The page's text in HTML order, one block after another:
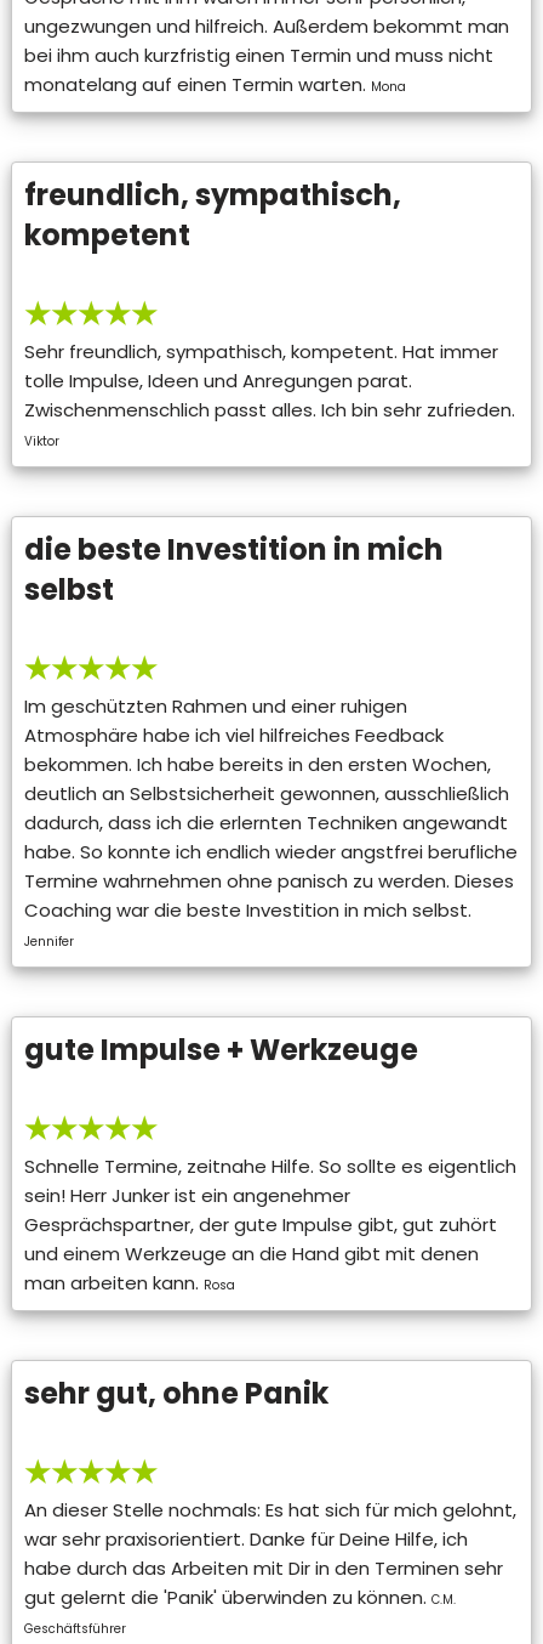
ungezwungen und hilfreich. Außerdem bekommt man
bei ihm auch kurzfristig einen Termin und muss nicht
monatelang auf einen Termin warten. Mona
freundlich, sympathisch,
kompetent
★★★★★
Sehr freundlich, sympathisch, kompetent. Hat immer
tolle Impulse, Ideen und Anregungen parat.
Zwischenmenschlich passt alles. Ich bin sehr zufrieden.
Viktor
die beste Investition in mich
selbst
★★★★★
Im geschützten Rahmen und einer ruhigen
Atmosphäre habe ich viel hilfreiches Feedback
bekommen. Ich habe bereits in den ersten Wochen,
deutlich an Selbstsicherheit gewonnen, ausschließlich
dadurch, dass ich die erlernten Techniken angewandt
habe. So konnte ich endlich wieder angstfrei berufliche
Termine wahrnehmen ohne panisch zu werden. Dieses
Coaching war die beste Investition in mich selbst.
Jennifer
gute Impulse + Werkzeuge
★★★★★
Schnelle Termine, zeitnahe Hilfe. So sollte es eigentlich
sein! Herr Junker ist ein angenehmer
Gesprächspartner, der gute Impulse gibt, gut zuhört
und einem Werkzeuge an die Hand gibt mit denen
man arbeiten kann. Rosa
sehr gut, ohne Panik
★★★★★
An dieser Stelle nochmals: Es hat sich für mich gelohnt,
war sehr praxisorientiert. Danke für Deine Hilfe, ich
habe durch das Arbeiten mit Dir in den Terminen sehr
gut gelernt die 'Panik' überwinden zu können. C.M.
Geschäftsführer